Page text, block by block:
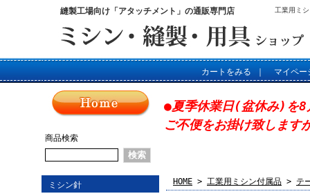
縫製工場向け「アタッチメント」の通販専門店 工業用ミ
カートをみる マイペー
商品検索
ミシン針
●夏季休業日(盆休み)を
ご不便をお掛け致します
HOME > 工業用ミシン付属品 > テ